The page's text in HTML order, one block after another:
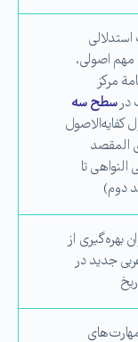
اصولی،
مركز
درسطح سه
كفایه‌الاصول
المقصد
النواهی تا
دوم)
بهره‌گیری از
جدید در